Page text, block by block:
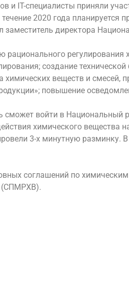
и IT-специалисты приняли
2020 года
заместитель директора
создание
веществ и смесей,
повышение
сможет войти в
химического вещества
3-х минутную разминку.
соглашений по
(СПМРХВ).